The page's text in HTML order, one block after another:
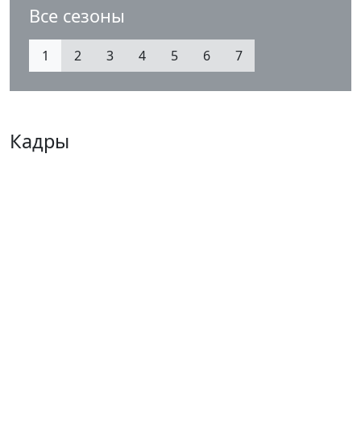
Все сезоны
1 2 3 4 5 6 7
Кадры